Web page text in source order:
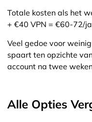
Totale kosten als het
+ €40 VPN = €60-72/
Veel gedoe voor
spaart ten opzichte
account na twee
Alle Opties